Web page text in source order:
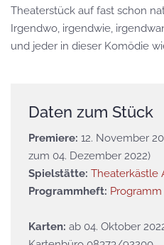
Theaterstück auf fast schon
Irgendwo, irgendwie,
und jeder in dieser Komödie
Daten zum Stück
Premiere: 12. November
zum 04. Dezember 2022)
Spielstätte: Theaterkästle
Programmheft: Programm
Karten: ab 04. Oktober